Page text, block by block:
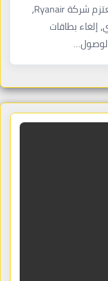
شبكة المدار الإعلامية الأوروبية …_تعتزم شركة Ryanair،
إلغاء بطاقات